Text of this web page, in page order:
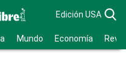
Edición USA
Mundo Economía